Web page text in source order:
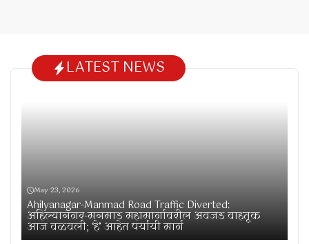
LATEST NEWS
May 23, 2026
Ahilyanagar-Manmad Road Traffic Diverted:
अहिल्यानगर-मनमाड महामार्गावरील अवजड वाहतूक
आज वळवली; ‘हे’ आहेत पर्यायी मार्ग